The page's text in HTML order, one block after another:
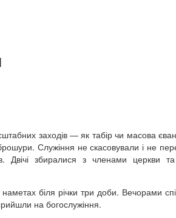
заходів — як табір чи масова
Служіння не скасовували і не
Двічі збиралися з членами церкви
біля річки три доби. Вечорами
на богослужіння.